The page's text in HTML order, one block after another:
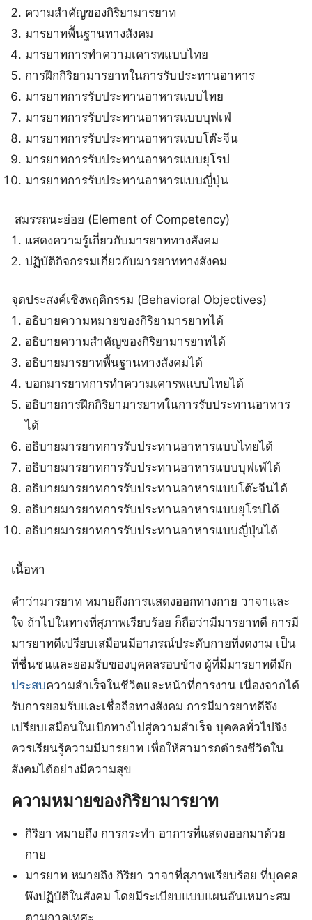
ความสำคัญของกิริยามารยาท
มารยาทพื้นฐานทางสังคม
มารยาทการทำความเคารพแบบไทย
การฝึกกิริยามารยาทในการรับประทานอาหาร
มารยาทการรับประทานอาหารแบบไทย
มารยาทการรับประทานอาหารแบบบุฟเฟ่
มารยาทการรับประทานอาหารแบบโต๊ะจีน
มารยาทการรับประทานอาหารแบบยุโรป
มารยาทการรับประทานอาหารแบบญี่ปุ่น
สมรรถนะย่อย (Element of Competency)
แสดงความรู้เกี่ยวกับมารยาททางสังคม
ปฏิบัติกิจกรรมเกี่ยวกับมารยาททางสังคม
จุดประสงค์เชิงพฤติกรรม (Behavioral Objectives)
อธิบายความหมายของกิริยามารยาทได้
อธิบายความสำคัญของกิริยามารยาทได้
อธิบายมารยาทพื้นฐานทางสังคมได้
บอกมารยาทการทำความเคารพแบบไทยได้
อธิบายการฝึกกิริยามารยาทในการรับประทานอาหาร
ได้
อธิบายมารยาทการรับประทานอาหารแบบไทยได้
อธิบายมารยาทการรับประทานอาหารแบบบุฟเฟ่ได้
อธิบายมารยาทการรับประทานอาหารแบบโต๊ะจีนได้
อธิบายมารยาทการรับประทานอาหารแบบยุโรปได้
อธิบายมารยาทการรับประทานอาหารแบบญี่ปุ่นได้
เนื้อหา
คำว่ามารยาท หมายถึงการแสดงออกทางกาย วาจาและ
ใจ ถ้าไปในทางที่สุภาพเรียบร้อย ก็ถือว่ามีมารยาทดี การมี
มารยาทดีเปรียบเสมือนมีอาภรณ์ประดับกายที่งดงาม เป็น
ที่ชื่นชนและยอมรับของบุคคลรอบข้าง ผู้ที่มีมารยาทดีมัก
ประสบความสำเร็จในชีวิตและหน้าที่การงาน เนื่องจากได้
รับการยอมรับและเชื่อถือทางสังคม การมีมารยาทดีจึง
เปรียบเสมือนในเบิกทางไปสู่ความสำเร็จ บุคคลทั่วไปจึง
ควรเรียนรู้ความมีมารยาท เพื่อให้สามารถดำรงชีวิตใน
สังคมได้อย่างมีความสุข
ความหมายของกิริยามารยาท
กิริยา หมายถึง การกระทำ อาการที่แสดงออกมาด้วย
กาย
มารยาท หมายถึง กิริยา วาจาที่สุภาพเรียบร้อย ที่บุคคล
พึงปฏิบัติในสังคม โดยมีระเบียบแบบแผนอันเหมาะสม
ตามกาลเทศะ